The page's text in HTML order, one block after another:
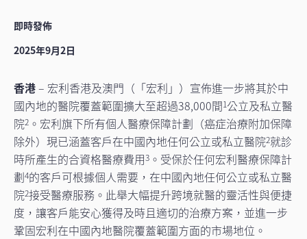
即時發佈
2025年9月2日
香港– 宏利香港及澳門（「宏利」）宣佈進一步將其於中
國內地的醫院覆蓋範圍擴大至超過38,000間1公立及私立醫
院2 。宏利旗下所有個人醫療保障計劃（癌症治療附加保障
除外）現已涵蓋客戶在中國內地任何公立或私立醫院2就診
時所產生的合資格醫療費用3 。受保於任何宏利醫療保障計
劃4的客戶可根據個人需要，在中國內地任何公立或私立醫
院2接受醫療服務。此舉大幅提升跨境就醫的靈活性與便捷
度，讓客戶能安心獲得及時且適切的治療方案，並進一步
鞏固宏利在中國內地醫院覆蓋範圍方面的市場地位。